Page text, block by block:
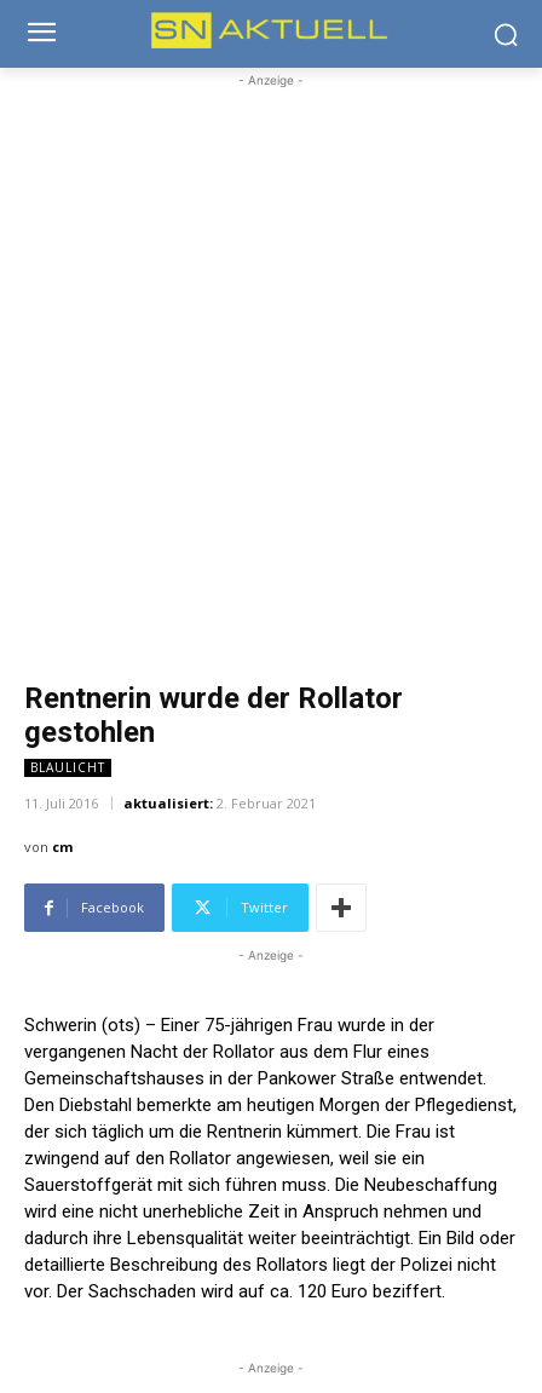
- Anzeige -
Rentnerin wurde der Rollator
gestohlen
BLAULICHT
11. Juli 2016 aktualisiert: 2. Februar 2021
von cm
Facebook Twitter
- Anzeige -
Schwerin (ots) – Einer 75-jährigen Frau wurde in der
vergangenen Nacht der Rollator aus dem Flur eines
Gemeinschaftshauses in der Pankower Straße entwendet.
Den Diebstahl bemerkte am heutigen Morgen der Pflegedienst,
der sich täglich um die Rentnerin kümmert. Die Frau ist
zwingend auf den Rollator angewiesen, weil sie ein
Sauerstoffgerät mit sich führen muss. Die Neubeschaffung
wird eine nicht unerhebliche Zeit in Anspruch nehmen und
dadurch ihre Lebensqualität weiter beeinträchtigt. Ein Bild oder
detaillierte Beschreibung des Rollators liegt der Polizei nicht
vor. Der Sachschaden wird auf ca. 120 Euro beziffert.
- Anzeige -